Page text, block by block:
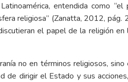
entendida como “el
religiosa” (Zanatta, 2012, pág.
el papel de la religión
no en términos religiosos,
de dirigir el Estado y sus